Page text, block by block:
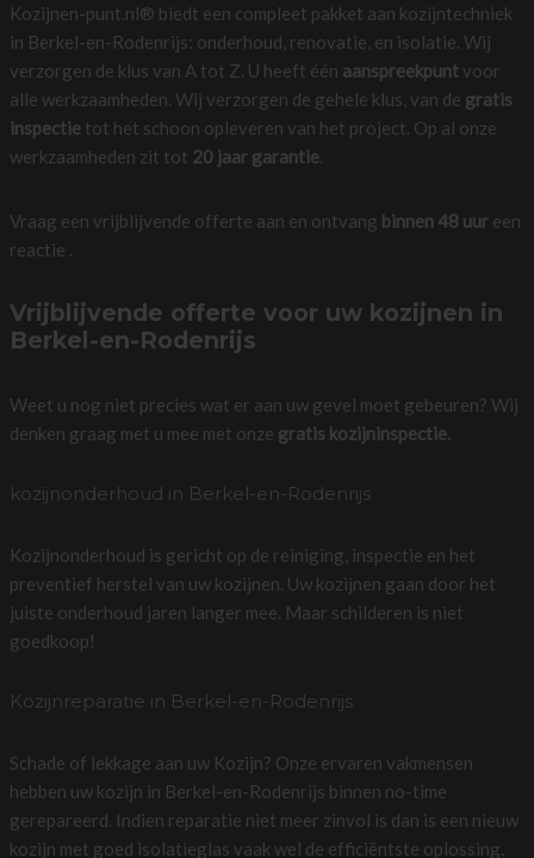
Kozijnen-punt.nl® biedt een compleet pakket aan kozijntechniek
in Berkel-en-Rodenrijs: onderhoud, renovatie, en isolatie. Wij
verzorgen de klus van A tot Z. U heeft één aanspreekpuntvoor
alle werkzaamheden. Wij verzorgen de gehele klus, van de gratis
inspectietot het schoon opleveren van het project. Op al onze
werkzaamheden zit tot 20 jaar garantie.
Vraag een vrijblijvende offerte aan en ontvang binnen 48 uureen
reactie .
Vrijblijvende offerte voor uw kozijnen in
Berkel-en-Rodenrijs
Weet u nog niet precies wat er aan uw gevel moet gebeuren? Wij
denken graag met u mee met onze gratis kozijninspectie.
kozijnonderhoud in Berkel-en-Rodenrijs
Kozijnonderhoud is gericht op de reiniging, inspectie en het
preventief herstel van uw kozijnen. Uw kozijnen gaan door het
juiste onderhoud jaren langer mee. Maar schilderen is niet
goedkoop!
Kozijnreparatie in Berkel-en-Rodenrijs
Schade of lekkage aan uw Kozijn? Onze ervaren vakmensen
hebben uw kozijn in Berkel-en-Rodenrijs binnen no-time
gerepareerd. Indien reparatie niet meer zinvol is dan is een nieuw
kozijn met goed isolatieglas vaak wel de efficiëntste oplossing.